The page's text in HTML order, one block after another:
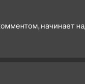
начинает